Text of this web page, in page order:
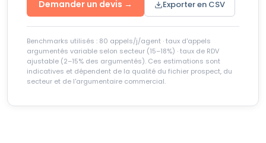
Demander un devis → Exporter en CSV
Benchmarks utilisés : 80 appels/j/agent · taux d'appels
argumentés variable selon secteur (15–18%) · taux de RDV
ajustable (2–15% des argumentés). Ces estimations sont
indicatives et dépendent de la qualité du fichier prospect, du
secteur et de l'argumentaire commercial.